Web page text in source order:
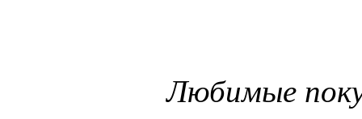
Любимые